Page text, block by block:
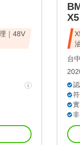
｜48V
X5
台